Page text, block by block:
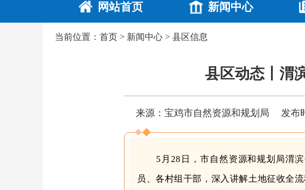
网站首页 新闻中心
当前位置： 首页 > 新闻中心 > 县区信息
县区动态丨渭
来源：宝鸡市自然资源和规划局 发布
5月28日 ，市自然资源和规划 局渭滨
员 、各村组干部 ，深入讲解土地征收全流